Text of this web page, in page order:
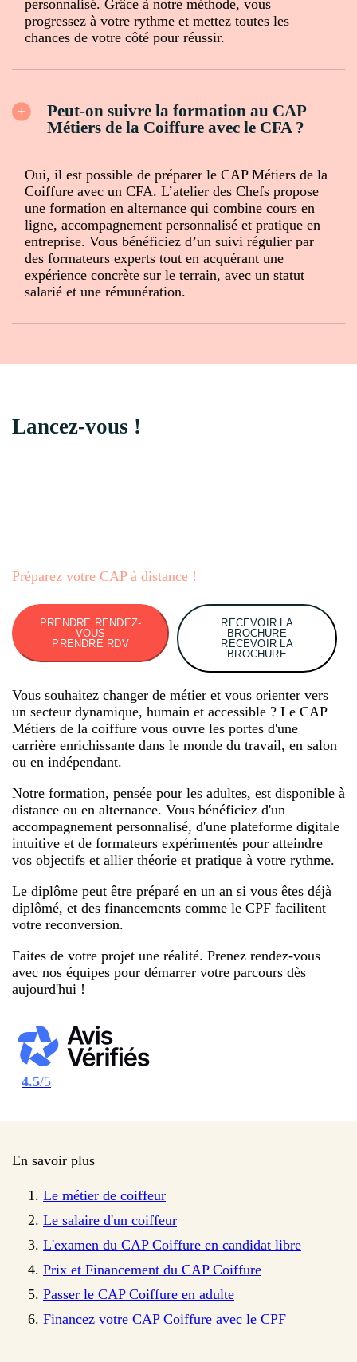
personnalisé. Grâce à notre méthode, vous
progressez à votre rythme et mettez toutes les
chances de votre côté pour réussir.
Peut-on suivre la formation au CAP
Métiers de la Coiffure avec le CFA ?
Oui, il est possible de préparer le CAP Métiers de la
Coiffure avec un CFA. L’atelier des Chefs propose
une formation en alternance qui combine cours en
ligne, accompagnement personnalisé et pratique en
entreprise. Vous bénéficiez d’un suivi régulier par
des formateurs experts tout en acquérant une
expérience concrète sur le terrain, avec un statut
salarié et une rémunération.
Lancez-vous !
Préparez votre CAP à distance !
PRENDRE RENDEZ-
VOUS
PRENDRE RDV
RECEVOIR LA
BROCHURE
RECEVOIR LA
BROCHURE
Vous souhaitez changer de métier et vous orienter vers
un secteur dynamique, humain et accessible ? Le CAP
Métiers de la coiffure vous ouvre les portes d'une
carrière enrichissante dans le monde du travail, en salon
ou en indépendant.
Notre formation, pensée pour les adultes, est disponible à
distance ou en alternance. Vous bénéficiez d'un
accompagnement personnalisé, d'une plateforme digitale
intuitive et de formateurs expérimentés pour atteindre
vos objectifs et allier théorie et pratique à votre rythme.
Le diplôme peut être préparé en un an si vous êtes déjà
diplômé, et des financements comme le CPF facilitent
votre reconversion.
Faites de votre projet une réalité. Prenez rendez-vous
avec nos équipes pour démarrer votre parcours dès
aujourd'hui !
4.5/5
En savoir plus
Le métier de coiffeur
Le salaire d'un coiffeur
L'examen du CAP Coiffure en candidat libre
Prix et Financement du CAP Coiffure
Passer le CAP Coiffure en adulte
Financez votre CAP Coiffure avec le CPF